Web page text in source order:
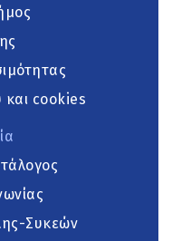
και cookies
Συκεών